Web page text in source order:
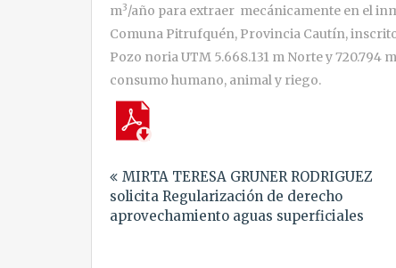
m3/año para extraer mecánicamente en el
Comuna Pitrufquén, Provincia Cautín,
Pozo noria UTM 5.668.131 m Norte y 720.794
consumo humano, animal y riego.
de
entradas
MIRTA TERESA GRUNER RODRIGUEZ
solicita Regularización de derecho
aprovechamiento aguas superficiales